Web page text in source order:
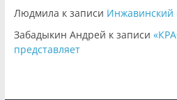
Людмила к записи Инжавинский
Забадыкин Андрей к записи
представляет